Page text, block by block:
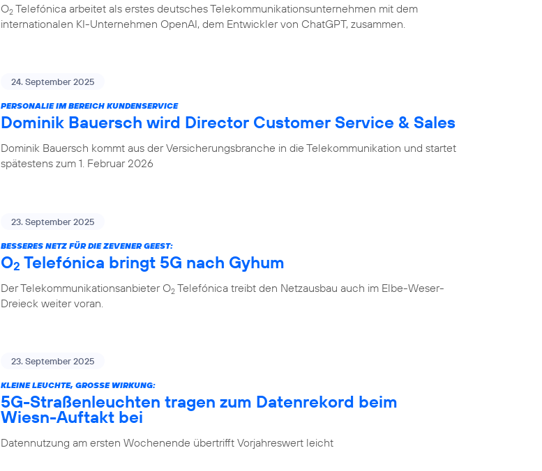
O2 Telefónica arbeitet als erstes deutsches Telekommunikationsunternehmen mit dem
internationalen KI-Unternehmen OpenAI, dem Entwickler von ChatGPT, zusammen.
24. September 2025
PERSONALIE IM BEREICH KUNDENSERVICE
Dominik Bauersch wird Director Customer Service & Sales
Dominik Bauersch kommt aus der Versicherungsbranche in die Telekommunikation und startet
spätestens zum 1. Februar 2026
23. September 2025
BESSERES NETZ FÜR DIE ZEVENER GEEST:
O2 Telefónica bringt 5G nach Gyhum
Der Telekommunikationsanbieter O2 Telefónica treibt den Netzausbau auch im Elbe-Weser-
Dreieck weiter voran.
23. September 2025
KLEINE LEUCHTE, GROSSE WIRKUNG:
5G-Straßenleuchten tragen zum Datenrekord beim
Wiesn-Auftakt bei
Datennutzung am ersten Wochenende übertrifft Vorjahreswert leicht